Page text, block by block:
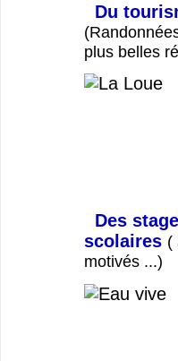
Du
plus belles
Des
scolaires (
motivés ...)